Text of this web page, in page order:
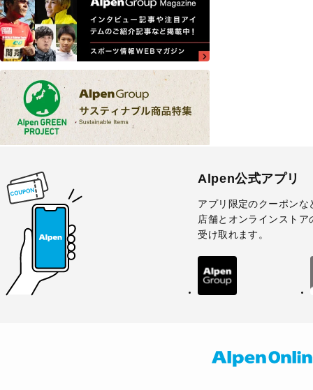
Alpen公式アプリ
アプリ限定のクーポンな
店舗とオンラインストア
受け取れます。